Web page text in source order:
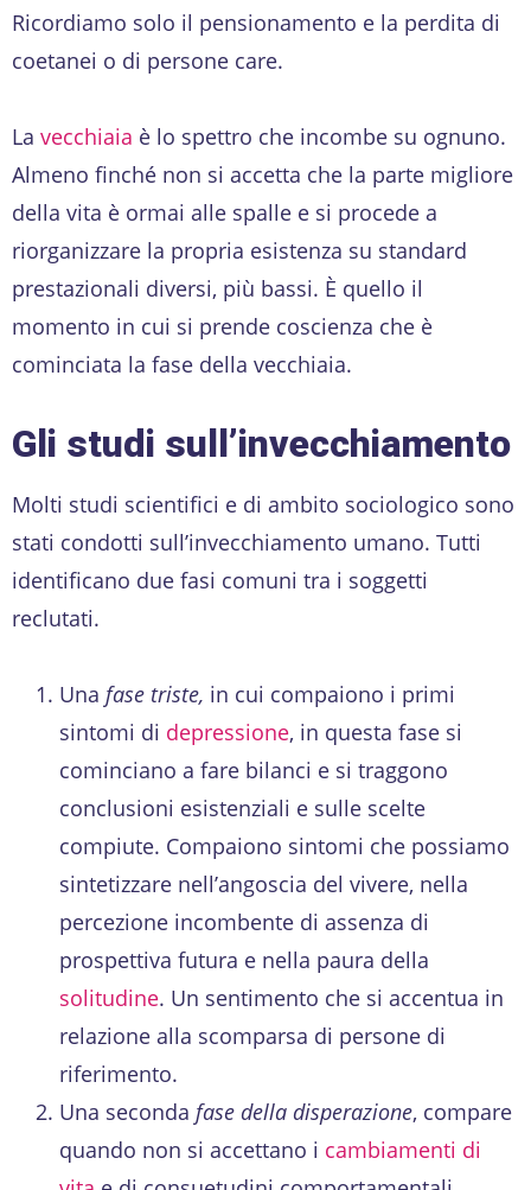
Ricordiamo solo il pensionamento e la perdita di
coetanei o di persone care.
La vecchiaia è lo spettro che incombe su ognuno.
Almeno finché non si accetta che la parte migliore
della vita è ormai alle spalle e si procede a
riorganizzare la propria esistenza su standard
prestazionali diversi, più bassi. È quello il
momento in cui si prende coscienza che è
cominciata la fase della vecchiaia.
Gli studi sull’invecchiamento
Molti studi scientifici e di ambito sociologico sono
stati condotti sull’invecchiamento umano. Tutti
identificano due fasi comuni tra i soggetti
reclutati.
Una fase triste, in cui compaiono i primi
sintomi di depressione, in questa fase si
cominciano a fare bilanci e si traggono
conclusioni esistenziali e sulle scelte
compiute. Compaiono sintomi che possiamo
sintetizzare nell’angoscia del vivere, nella
percezione incombente di assenza di
prospettiva futura e nella paura della
solitudine. Un sentimento che si accentua in
relazione alla scomparsa di persone di
riferimento.
Una seconda fase della disperazione, compare
quando non si accettano i cambiamenti di